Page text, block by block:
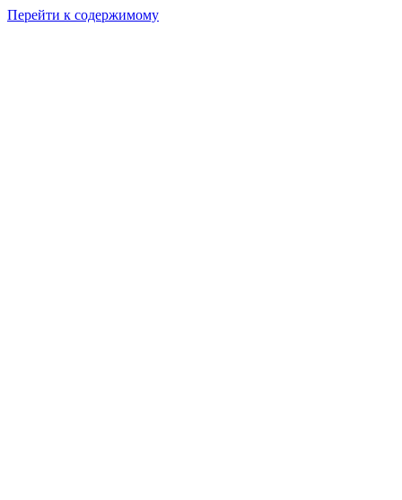
Перейти к содержимому